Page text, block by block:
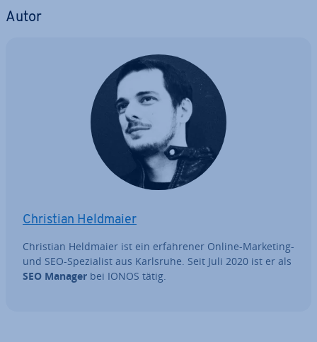
Autor
Christian Heldmaier
Christian Heldmaier ist ein er­fah­re­ner Online-Marketing-
und SEO-Spe­zia­list aus Karlsruhe. Seit Juli 2020 ist er als
SEO Manager bei IONOS tätig.